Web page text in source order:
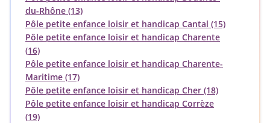
du-Rhône (13)
Pôle petite enfance loisir et handicap Cantal (15)
Pôle petite enfance loisir et handicap Charente
(16)
Pôle petite enfance loisir et handicap Charente-
Maritime (17)
Pôle petite enfance loisir et handicap Cher (18)
Pôle petite enfance loisir et handicap Corrèze
(19)